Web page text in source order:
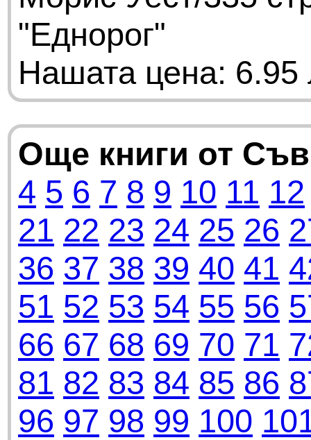
"Еднорог"
Нашата цена: 6.95
Още книги от
4 5 6 7 8 9 10 11 12
21 22 23 24 25 26
36 37 38 39 40 41
51 52 53 54 55 56
66 67 68 69 70 71
81 82 83 84 85 86
96 97 98 99 100